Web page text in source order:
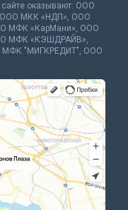
оказывают: ООО
МКК «НДП», ООО
МФК «КарМани», ООО
МФК «КЭШДРАЙВ»,
МФК "МИГКРЕДИТ", ООО